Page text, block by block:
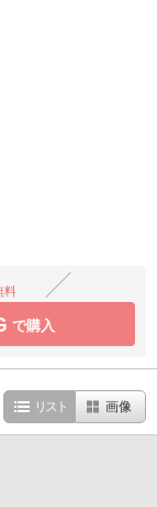
料
で購入
リスト 画像